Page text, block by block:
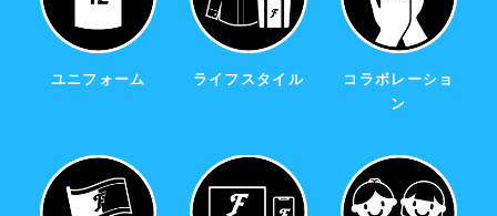
ユニフォーム ライフスタイル
コラボレーショ
ン